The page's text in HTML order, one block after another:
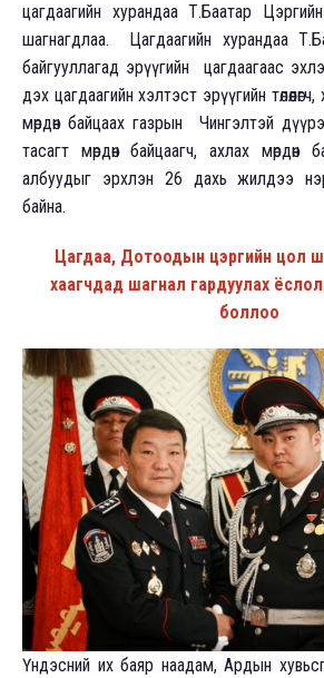
цагдаагийн хурандаа Т.Баатар
шагнагдлаа. Цагдаагийн хурандаа
байгууллагад эрүүгийн цагдаагаас
дэх цагдаагийн хэлтэст эрүүгийн
мөрдөн байцаах газрын Чингэлтэй
тасагт мөрдөн байцаагч, ахлах мөрдөн
албуудыг эрхлэн 26 дахь жилдээ
байна.
Цагдаа, Дотоодын цэргийн цол
хаагчдад шагнал гардуулах
боллоо
Үндэсний их баяр наадам, Ардын